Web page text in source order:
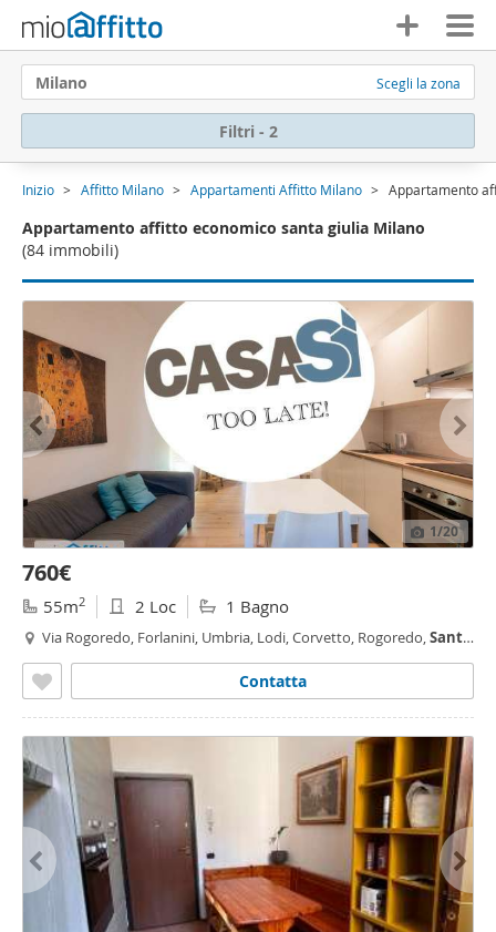
Milano Scegli la zona
Filtri - 2
Inizio Affitto Milano Appartamenti Affitto Milano Appartamento
Appartamento affitto economico santa giulia Milano
(84 immobili)
1/20
760€
55m2 2 Loc 1 Bagno
Via Rogoredo, Forlanini, Umbria, Lodi, Corvetto, Rogoredo,Santa
Contatta